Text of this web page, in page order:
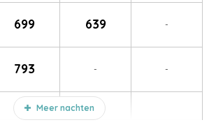
Meer nachten
699 639 -
793 - -